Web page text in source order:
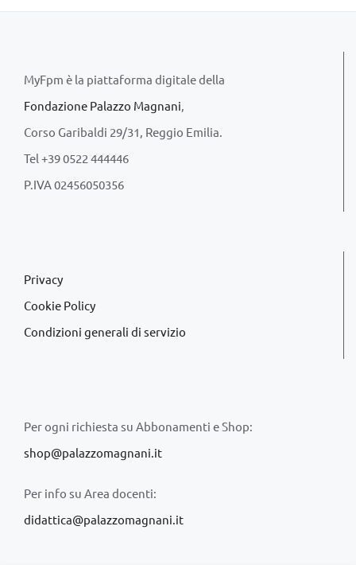
MyFpm è la piattaforma digitale della
Fondazione Palazzo Magnani,
Corso Garibaldi 29/31, Reggio Emilia.
Tel +39 0522 444446
P.IVA 02456050356
Privacy
Cookie Policy
Condizioni generali di servizio
Per ogni richiesta su Abbonamenti e Shop:
shop@palazzomagnani.it
Per info su Area docenti:
didattica@palazzomagnani.it